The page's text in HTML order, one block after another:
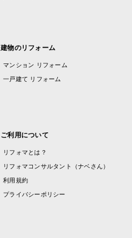
建物のリフォーム
マンション リフォーム
一戸建て リフォーム
ご利用について
リフォマとは？
リフォマコンサルタント（ナベさん）
利用規約
プライバシーポリシー